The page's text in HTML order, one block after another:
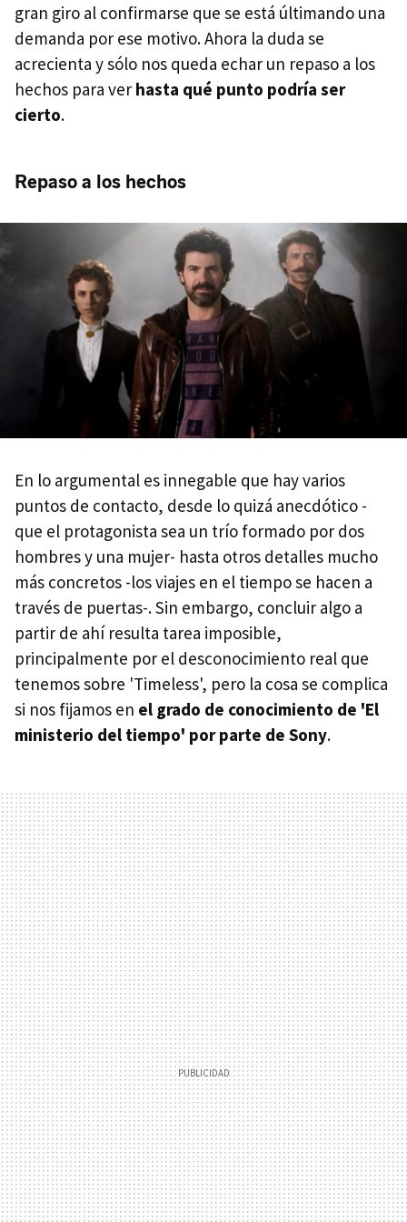
gran giro al confirmarse que se está últimando una
demanda por ese motivo. Ahora la duda se
acrecienta y sólo nos queda echar un repaso a los
hechos para ver hasta qué punto podría ser
cierto.
Repaso a los hechos
En lo argumental es innegable que hay varios
puntos de contacto, desde lo quizá anecdótico -
que el protagonista sea un trío formado por dos
hombres y una mujer- hasta otros detalles mucho
más concretos -los viajes en el tiempo se hacen a
través de puertas-. Sin embargo, concluir algo a
partir de ahí resulta tarea imposible,
principalmente por el desconocimiento real que
tenemos sobre 'Timeless', pero la cosa se complica
si nos fijamos en el grado de conocimiento de 'El
ministerio del tiempo' por parte de Sony.